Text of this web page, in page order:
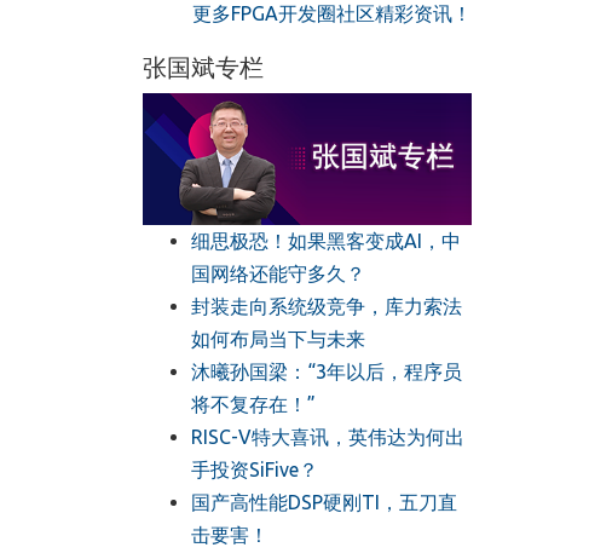
更多FPGA开发圈社区精彩资讯！
张国斌专栏
细思极恐！如果黑客变成AI，中
国网络还能守多久？
封装走向系统级竞争，库力索法
如何布局当下与未来
沐曦孙国梁：“3年以后，程序员
将不复存在！”
RISC-V特大喜讯，英伟达为何出
手投资SiFive？
国产高性能DSP硬刚TI，五刀直
击要害！